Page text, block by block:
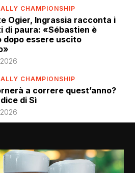
CHAMPIONSHIP
Ogier, Ingrassia racconta i
di paura: «Sébastien è
dopo essere uscito
CHAMPIONSHIP
a correre quest’anno?
di Sì